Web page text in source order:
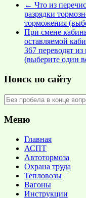
← Что из
разрядки
торможения
При смене
оставляемой
367 переводят
(выберите один
Поиск по сайту
Меню
Главная
АСПТ
Автотормоза
Охрана труда
Тепловозы
Вагоны
Инструкции